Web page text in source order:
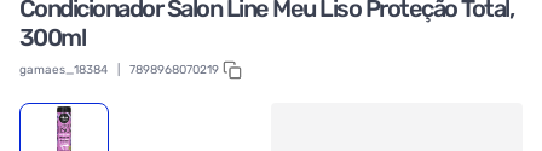
Condicionador Salon Line Meu Liso Proteção Total,
300ml
gamaes_18384 7898968070219